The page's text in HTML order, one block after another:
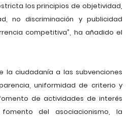
los principios de objetividad,
no discriminación y publicidad
competitiva”, ha añadido el
la ciudadanía a las subvenciones
uniformidad de criterio y
de actividades de interés
del asociacionismo, la